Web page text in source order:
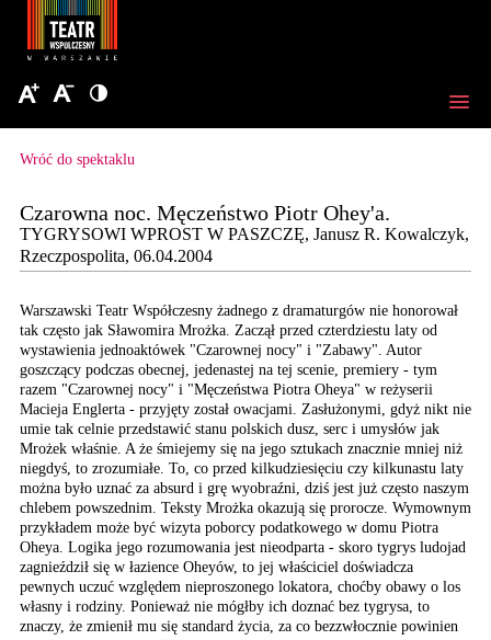
Wróć do spektaklu
Czarowna noc. Męczeństwo Piotr Ohey'a.
TYGRYSOWI WPROST W PASZCZĘ, Janusz R. Kowalczyk,
Rzeczpospolita, 06.04.2004
Warszawski Teatr Współczesny żadnego z dramaturgów nie honorował
tak często jak Sławomira Mrożka. Zaczął przed czterdziestu laty od
wystawienia jednoaktówek "Czarownej nocy" i "Zabawy". Autor
goszczący podczas obecnej, jedenastej na tej scenie, premiery - tym
razem "Czarownej nocy" i "Męczeństwa Piotra Oheya" w reżyserii
Macieja Englerta - przyjęty został owacjami. Zasłużonymi, gdyż nikt nie
umie tak celnie przedstawić stanu polskich dusz, serc i umysłów jak
Mrożek właśnie. A że śmiejemy się na jego sztukach znacznie mniej niż
niegdyś, to zrozumiałe. To, co przed kilkudziesięciu czy kilkunastu laty
można było uznać za absurd i grę wyobraźni, dziś jest już często naszym
chlebem powszednim. Teksty Mrożka okazują się prorocze. Wymownym
przykładem może być wizyta poborcy podatkowego w domu Piotra
Oheya. Logika jego rozumowania jest nieodparta - skoro tygrys ludojad
zagnieździł się w łazience Oheyów, to jej właściciel doświadcza
pewnych uczuć względem nieproszonego lokatora, choćby obawy o los
własny i rodziny. Ponieważ nie mógłby ich doznać bez tygrysa, to
znaczy, że zmienił mu się standard życia, za co bezzwłocznie powinien